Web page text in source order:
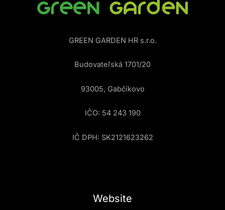
GREEN GARDEN HR s.r.o.
Budovateľská 1701/20
93005, Gabčíkovo
IČO: 54 243 190
IČ DPH: SK2121623262
Website